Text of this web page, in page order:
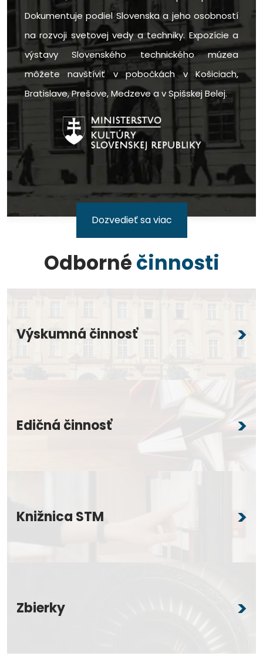
Dokumentuje podiel Slovenska a jeho osobností
na rozvoji svetovej vedy a techniky. Expozície a
výstavy Slovenského technického múzea
môžete navštíviť v pobočkách v Košiciach,
Bratislave, Prešove, Medzeve a v Spišskej Belej.
Dozvedieť sa viac
Odbornéčinnosti
Výskumná činnosť
Edičná činnosť
Knižnica STM
Zbierky